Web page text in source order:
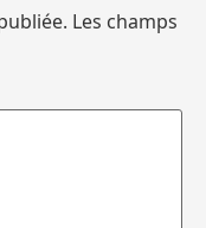
Les champs